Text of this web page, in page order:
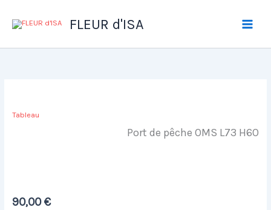
contenu
FLEUR d'ISA
Tableau
Port de pêche OMS L73 H60
90,00€